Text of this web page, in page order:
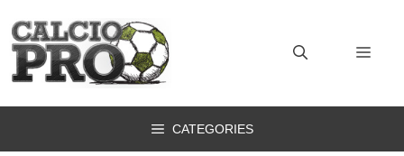
contenuto
CATEGORIES